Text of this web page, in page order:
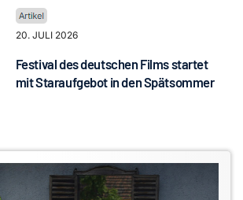
20. JULI 2026
Festival des deutschen Films startet
mit Staraufgebot in den Spätsommer